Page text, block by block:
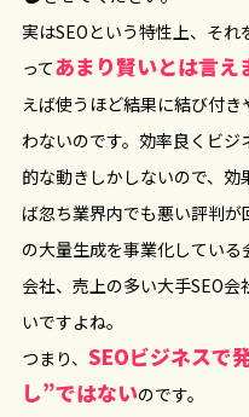
実はSEOという特性上、そ
ってあまり賢いとは言え
えば使うほど結果に結び付
わないのです。効率良くビ
的な動きしかしないので、
ば忽ち業界内でも悪い評判
の大量生成を事業化してい
会社、売上の多い大手SEO
いですよね。
つまり、 SEOビジネスで
し”ではないのです。